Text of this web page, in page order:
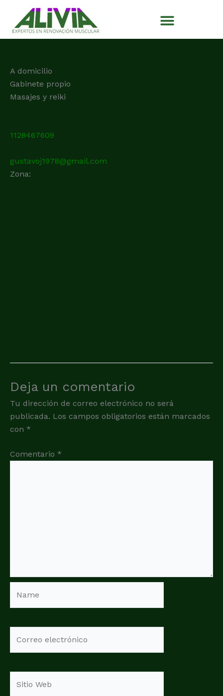
A domicilio
Gabinete propio
Masajes y reiki
1128467609
gustavoj1978@gmail.com
Zona:
Deja un comentario
Tu dirección de correo electrónico no será
publicada. Los campos obligatorios están marcados
con *
Comentario *
electrónico
Web